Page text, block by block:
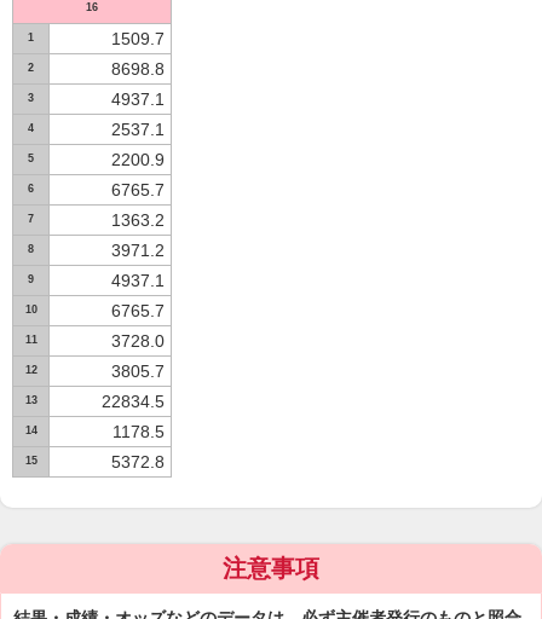
16
1 1509.7
2 8698.8
3 4937.1
4 2537.1
5 2200.9
6 6765.7
7 1363.2
8 3971.2
9 4937.1
10 6765.7
11 3728.0
12 3805.7
13 22834.5
14 1178.5
15 5372.8
注意事項